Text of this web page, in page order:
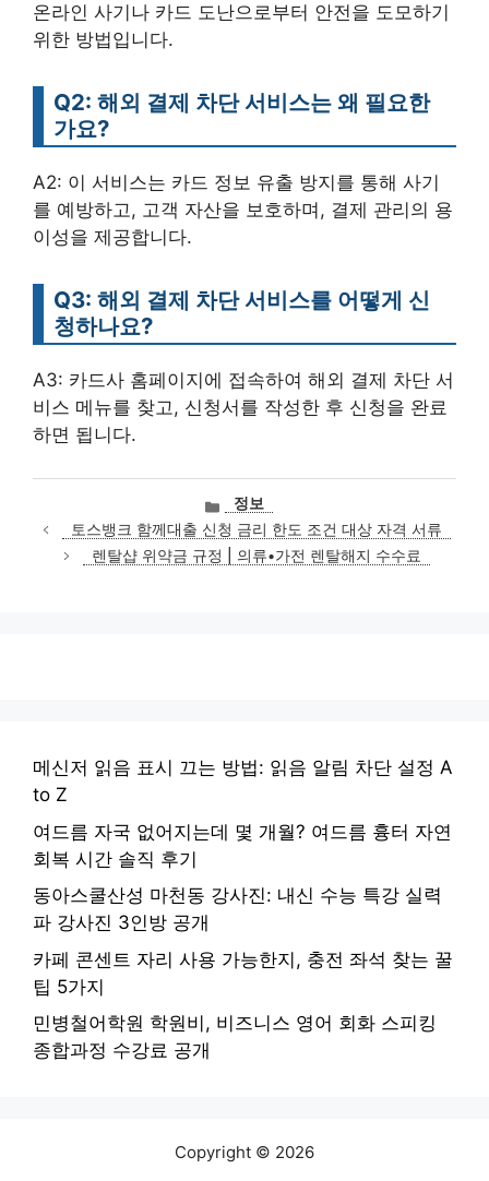
온라인 사기나 카드 도난으로부터 안전을 도모하기
위한 방법입니다.
Q2: 해외 결제 차단 서비스는 왜 필요한
가요?
A2: 이 서비스는 카드 정보 유출 방지를 통해 사기
를 예방하고, 고객 자산을 보호하며, 결제 관리의 용
이성을 제공합니다.
Q3: 해외 결제 차단 서비스를 어떻게 신
청하나요?
A3: 카드사 홈페이지에 접속하여 해외 결제 차단 서
비스 메뉴를 찾고, 신청서를 작성한 후 신청을 완료
하면 됩니다.
카
테
고
리
정보
토스뱅크 함께대출 신청 금리 한도 조건 대상 자격 서류
렌탈샵 위약금 규정 | 의류•가전 렌탈해지 수수료
메신저 읽음 표시 끄는 방법: 읽음 알림 차단 설정 A
to Z
여드름 자국 없어지는데 몇 개월? 여드름 흉터 자연
회복 시간 솔직 후기
동아스쿨산성 마천동 강사진: 내신 수능 특강 실력
파 강사진 3인방 공개
카페 콘센트 자리 사용 가능한지, 충전 좌석 찾는 꿀
팁 5가지
민병철어학원 학원비, 비즈니스 영어 회화 스피킹
종합과정 수강료 공개
Copyright © 2026